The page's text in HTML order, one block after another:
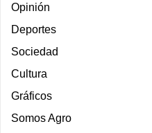
Opinión
Deportes
Sociedad
Cultura
Gráficos
Somos Agro